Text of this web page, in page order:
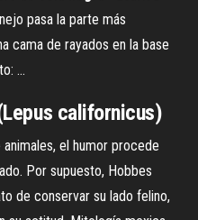
pasa la parte más
cama de rayados en la base
...
californicus)
el humor procede
Por supuesto, Hobbes
de conservar su lado felino,